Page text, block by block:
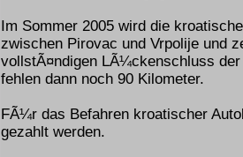
Im Sommer 2005 wird die
zwischen Pirovac und Vrpolije und
vollstÃ¤ndigen LÃ¼ckenschluss
fehlen dann noch 90 Kilometer.
FÃ¼r das Befahren kroatischer
gezahlt werden.